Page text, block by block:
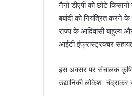
नैनो डीएपी को छोटे
बर्बादी को नियंत्रित करने
राज्य के आदिवासी बाहुल्य
आईटी इंफ्रास्ट्रक्चर
इस अवसर पर संचालक
उद्यानिकी लोकेश चंद्राकर